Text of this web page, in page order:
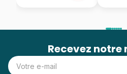
Recevez notre